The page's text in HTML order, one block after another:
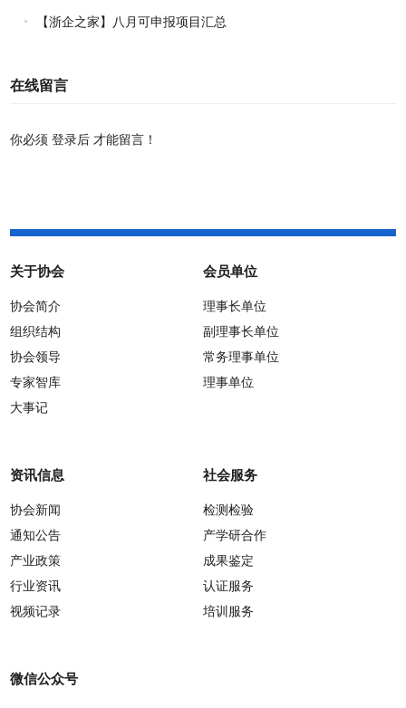
量
【浙企之家】八月可申报项目汇总
在线留言
你必须登录后 才能留言！
关于协会
协会简介
组织结构
协会领导
专家智库
大事记
会员单位
理事长单位
副理事长单位
常务理事单位
理事单位
资讯信息
协会新闻
通知公告
产业政策
行业资讯
视频记录
社会服务
检测检验
产学研合作
成果鉴定
认证服务
培训服务
微信公众号